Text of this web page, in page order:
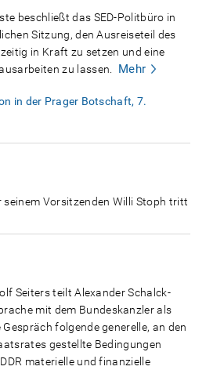
beschließt das SED-Politbüro in
Sitzung, den Ausreiseteil des
in Kraft zu setzen und eine
zu lassen.
Mehr
in der Prager Botschaft, 7.
seinem Vorsitzenden Willi Stoph tritt
Seiters teilt Alexander Schalck-
mit dem Bundeskanzler als
folgende generelle, an den
gestellte Bedingungen
materielle und finanzielle